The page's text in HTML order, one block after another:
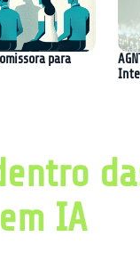
para
IA